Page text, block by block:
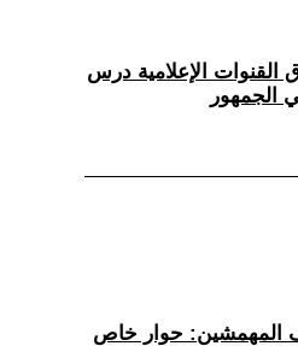
القنوات الإعلامية درس
المهمشين: حوار خاص